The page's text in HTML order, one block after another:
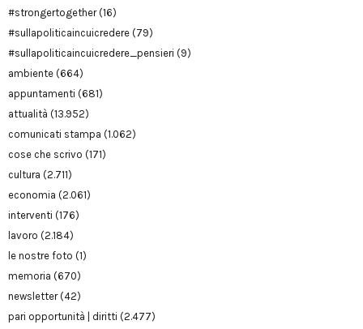
#strongertogether(16)
#sullapoliticaincuicredere (79)
#sullapoliticaincuicredere_pensieri (9)
ambiente (664)
appuntamenti (681)
attualità (13.952)
comunicati stampa (1.062)
cose che scrivo (171)
cultura (2.711)
economia (2.061)
interventi (176)
lavoro (2.184)
le nostre foto (1)
memoria (670)
newsletter(42)
pari opportunità | diritti (2.477)